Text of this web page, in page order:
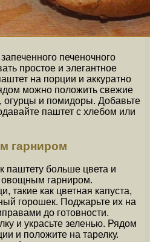
печеночного
простое и элегантное
на порции и аккуратно
можно положить свежие
огурцы и помидоры. Добавьте
паштет с хлебом или
гарниром
паштету больше цвета и
овощным гарниром.
такие как цветная капуста,
горошек. Поджарьте их на
до готовности.
и украсьте зеленью. Рядом
и положите на тарелку.